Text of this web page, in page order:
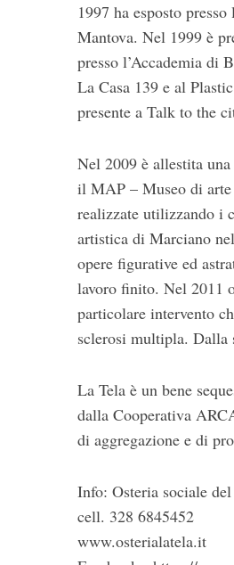
1997 ha esposto
Mantova. Nel 1999 è
presso l’Accademia di
La Casa 139 e al
presente a Talk to the
Nel 2009 è allestita
il MAP – Museo di arte
realizzate utilizzando i
artistica di Marciano
opere figurative ed
lavoro finito. Nel 2011
particolare intervento
sclerosi multipla. Dalla
La Tela è un bene
dalla Cooperativa
di aggregazione e di
Info: Osteria sociale
cell. 328 6845452
www.osterialatela.it